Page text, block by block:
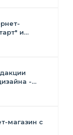
и
-
магазин с